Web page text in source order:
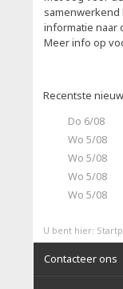
informatie naar
Meer info op
Recentste
Do 6/08
Wo 5/08
Wo 5/08
Wo 5/08
Wo 5/08
U bent hier:
Contacteer ons